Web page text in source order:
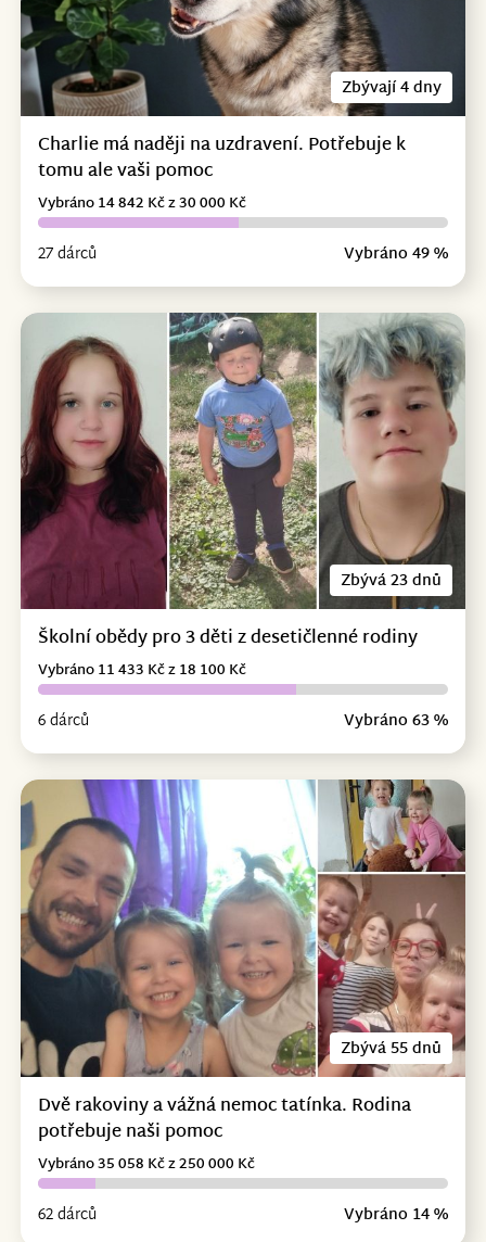
Zbývají 4 dny
Charlie má naději na uzdravení. Potřebuje k
tomu ale vaši pomoc
27 dárců Vybráno 49 %
Vybráno 14 842 Kč z 30 000 Kč
Zbývá 23 dnů
Školní obědy pro 3 děti z desetičlenné rodiny
6 dárců Vybráno 63 %
Vybráno 11 433 Kč z 18 100 Kč
Zbývá 55 dnů
Dvě rakoviny a vážná nemoc tatínka. Rodina
potřebuje naši pomoc
62 dárců Vybráno 14 %
Vybráno 35 058 Kč z 250 000 Kč